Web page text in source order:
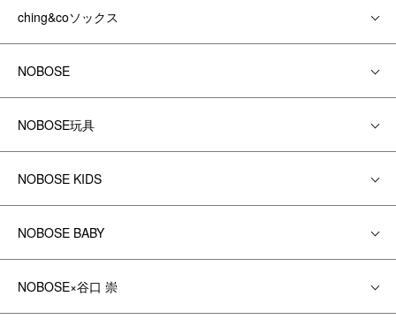
ching&coソックス
NOBOSE
NOBOSE玩具
NOBOSE KIDS
NOBOSE BABY
NOBOSE×谷口 崇